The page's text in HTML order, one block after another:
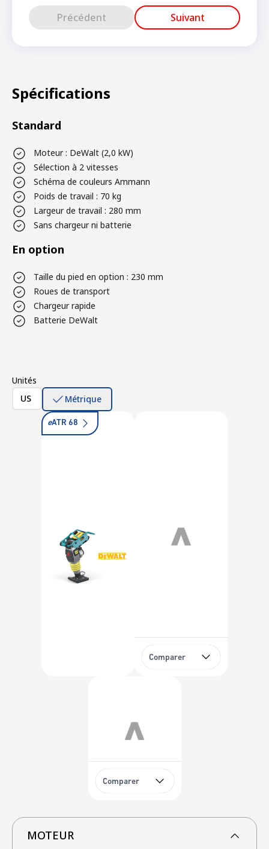
Précédent Suivant
Spécifications
Standard
Moteur : DeWalt (2,0 kW)
Sélection à 2 vitesses
Schéma de couleurs Ammann
Poids de travail : 70 kg
Largeur de travail : 280 mm
Sans chargeur ni batterie
En option
Taille du pied en option : 230 mm
Roues de transport
Chargeur rapide
Batterie DeWalt
Unités
US
Métrique
eATR 68
Comparer
Comparer
MOTEUR